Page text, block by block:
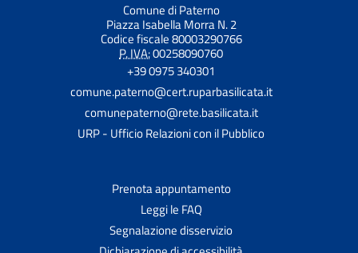
Comune di Paterno
Piazza Isabella Morra N. 2
Codice fiscale 80003290766
P. IVA:00258090760
+39 0975 340301
comune.paterno@cert.ruparbasilicata.it
comunepaterno@rete.basilicata.it
URP - Ufficio Relazioni con il Pubblico
Prenota appuntamento
Leggi le FAQ
Segnalazione disservizio